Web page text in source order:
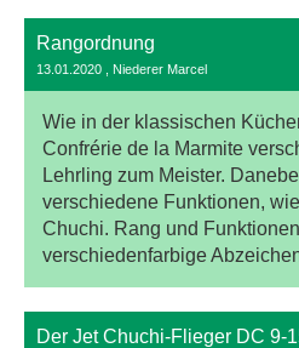
Rangordnung
13.01.2020 , Niederer Marcel
Wie in der klassischen
Confrérie de la Marmite
Lehrling zum Meister.
verschiedene Funktionen,
Chuchi. Rang und
verschiedenfarbige
Der Jet Chuchi-Flieger DC 9-